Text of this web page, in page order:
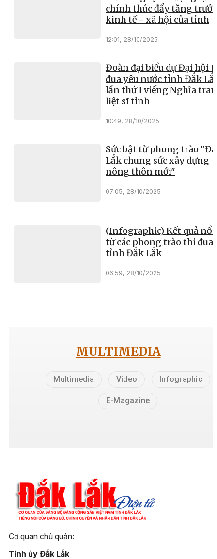
chính thúc đẩy tăng
kinh tế - xã hội của tỉnh
12:01, 28/10/2025
Đoàn đại biểu dự Đại hội
đua yêu nước tỉnh Đắk
lần thứ I viếng Nghĩa
liệt sĩ tỉnh
10:49, 28/10/2025
Sức bật từ phong trào
Lắk chung sức xây dựng
nông thôn mới"
07:05, 28/10/2025
(Infographic) Kết quả nổi
từ các phong trào thi đua
tỉnh Đắk Lắk
06:59, 28/10/2025
MULTIMEDIA
Multimedia Video Infographic
E-Magazine
Cơ quan chủ quản:
Tỉnh ủy Đắk Lắk